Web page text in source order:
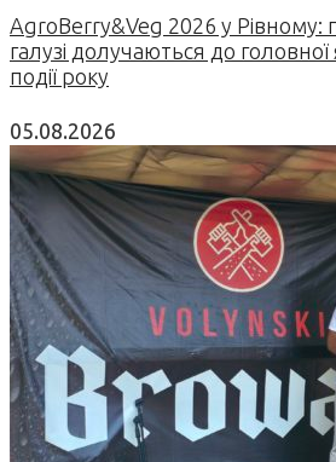
AgroBerry&Veg 2026 у Рівному:
галузі долучаються до головної
події року
05.08.2026